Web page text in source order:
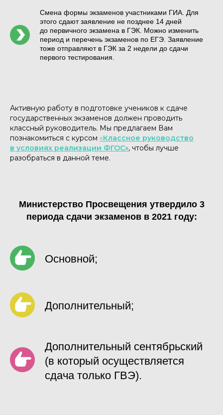
Смена формы экзаменов участниками ГИА. Для
этого сдают заявление не позднее 14 дней
до первичного экзамена в ГЭК. Можно изменить
период и перечень экзаменов по ЕГЭ. Заявление
тоже отправляют в ГЭК за 2 недели до сдачи
первого тестирования.
Активную работу в подготовке учеников к сдаче
государственных экзаменов должен проводить
классный руководитель. Мы предлагаем Вам
познакомиться с курсом «Классное руководство
в условиях реализации ФГОС», чтобы лучше
разобраться в данной теме.
Министерство Просвещения утвердило 3
периода сдачи экзаменов в 2021 году:
Основной;
Дополнительный;
Дополнительный сентябрьский
(в который осуществляется
сдача только ГВЭ).